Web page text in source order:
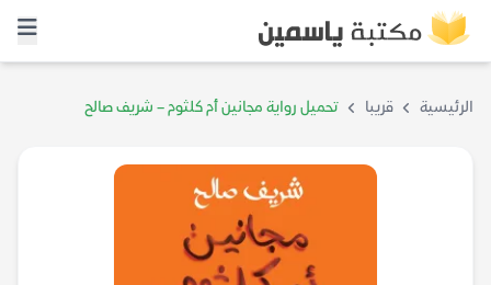
الرئيسية قريبا تحميل رواية مجانين أم كلثوم – شريف صالح